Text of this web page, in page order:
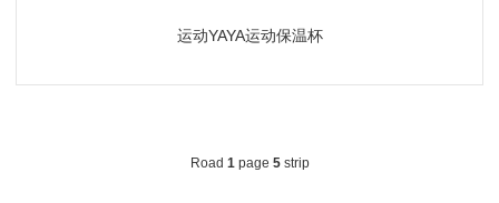
运动YAYA运动保温杯
Road 1 page 5strip